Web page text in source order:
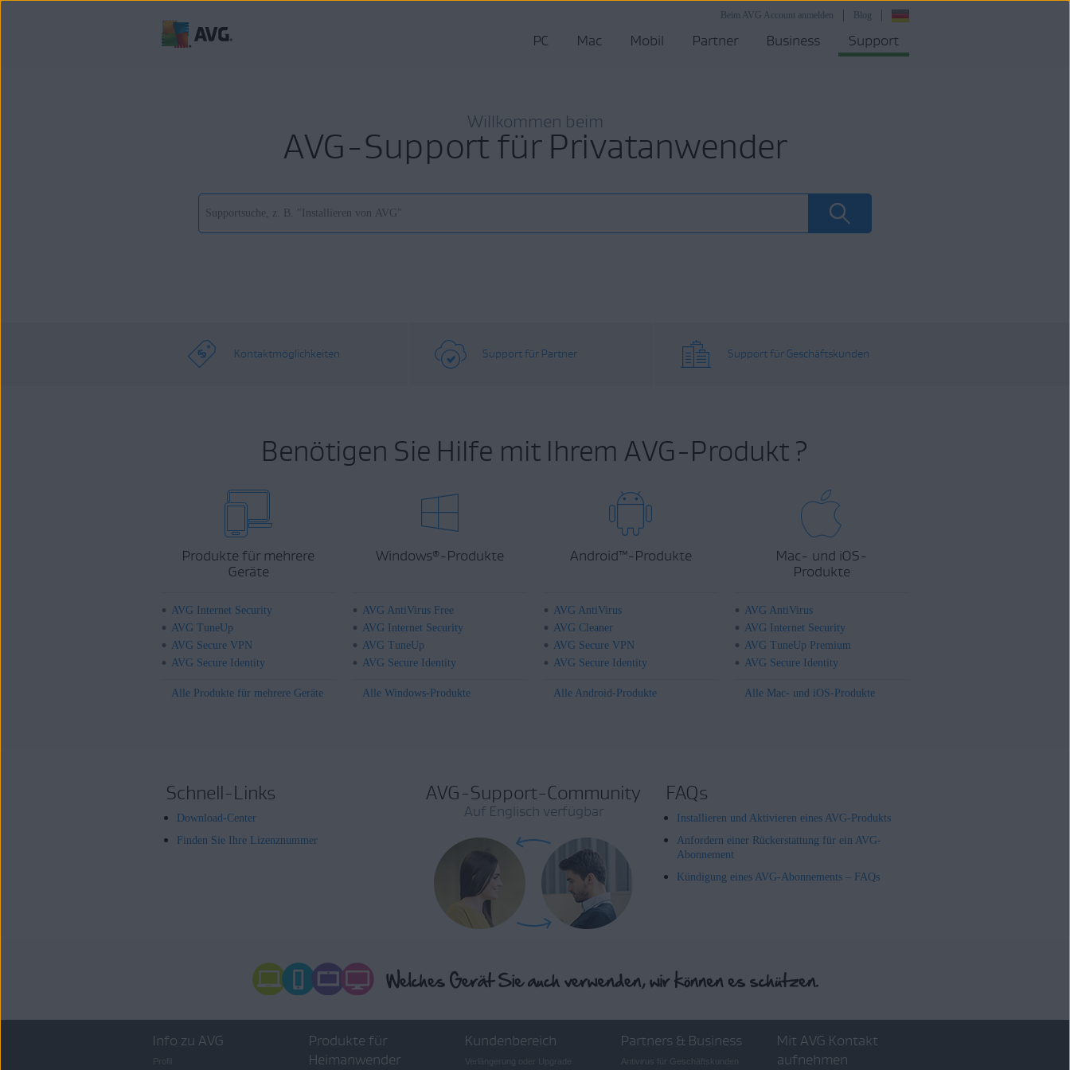
Blog
Beim AVG Account anmelden
PC Mac Mobil Partner Business Support
Willkommen beim
AVG-Support für Privatanwender
Kontaktmöglichkeiten Support für Partner Support für Geschäftskunden
Benötigen Sie Hilfe mit Ihrem AVG-Produkt ?
Produkte für mehrere
Geräte
AVG Internet Security
AVG TuneUp
AVG Secure VPN
AVG Secure Identity
Alle Produkte für mehrere Geräte
Windows® -Produkte
AVG AntiVirus Free
AVG Internet Security
AVG TuneUp
AVG Secure Identity
Alle Windows-Produkte
Android™-Produkte
AVG AntiVirus
AVG Cleaner
AVG Secure VPN
AVG Secure Identity
Alle Android-Produkte
Mac- und iOS-
Produkte
AVG AntiVirus
AVG Internet Security
AVG TuneUp Premium
AVG Secure Identity
Alle Mac- und iOS-Produkte
Schnell-Links
Download-Center
Finden Sie Ihre Lizenznummer
AVG-Support-Community
Auf Englisch verfügbar
FAQs
Installieren und Aktivieren eines AVG-Produkts
Anfordern einer Rückerstattung für ein AVG-
Abonnement
Kündigung eines AVG-Abonnements – FAQs
Info zu AVG
Produkte für
Heimanwender
Kundenbereich Partners & Business
Mit AVG Kontakt
aufnehmen